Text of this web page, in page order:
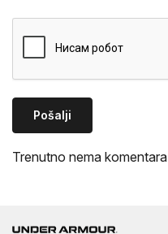
Pošalji
Trenutno nema komentara